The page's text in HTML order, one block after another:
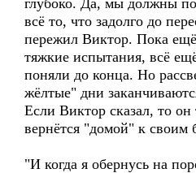
глубоко. Да, мы должны
всё то, что задолго до
пережил Виктор. Пока
тяжкие испытания, всё
поняли до конца. Но
жёлтые" дни
Если Виктор сказал, то
вернётся "домой" к своим
"И когда я обернусь на